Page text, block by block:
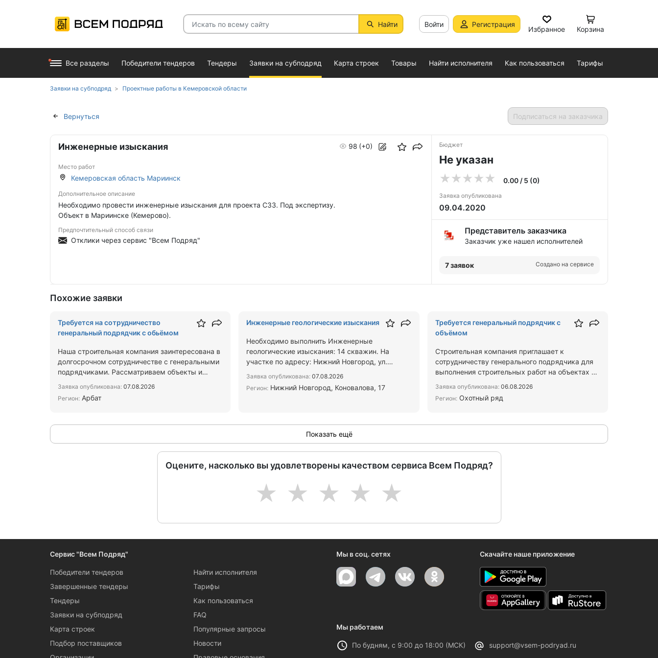
Найти Войти Регистрация
Избранное Корзина
Все разделы Победители тендеров Тендеры Заявки на субподряд Карта строек Товары Найти исполнителя Как пользоваться Тарифы
Заявки на субподряд Проектные работы в Кемеровской области
Вернуться Подписаться на заказчика
Инженерные изыскания 98 (+0)
Место работ
Кемеровская область Мариинск
Дополнительное описание
Необходимо провести инженерные изыскания для проекта СЗЗ. Под экспертизу.
Объект в Мариинске (Кемерово).
Предпочтительный способ связи
Отклики через сервис "Всем Подряд"
Бюджет
Не указан
0.00 / 5 (0)
Заявка опубликована
09.04.2020
Представитель заказчика
Заказчик уже нашел исполнителей
7 заявок Создано на сервисе
Похожие заявки
Требуется на сотрудничество
генеральный подрядчик с обьёмом
Наша строительная компания заинтересована в
долгосрочном сотрудничестве с генеральными
подрядчиками. Рассматриваем объекты и
Заявка опубликована: 07.08.2026
Регион: Арбат
Инженерные геологические изыскания
Необходимо выполнить Инженерные
геологические изыскания: 14 скважин. На
участке по адресу: Нижний Новгород, ул.
Заявка опубликована: 07.08.2026
Регион: Нижний Новгород, Коновалова, 17
Требуется генеральный подрядчик с
объёмом
Строительная компания приглашает к
сотрудничеству генерального подрядчика для
выполнения строительных работ на объектах в
Заявка опубликована:06.08.2026
Регион:Охотный ряд
Показать ещё
Оцените, насколько вы удовлетворены качеством сервиса Всем Подряд?
5
4
3
2
1
Сервис "Всем Подряд"
Победители тендеров
Завершенные тендеры
Тендеры
Заявки на субподряд
Карта строек
Подбор поставщиков
Найти исполнителя
Тарифы
Как пользоваться
FAQ
Популярные запросы
Новости
Мы в соц. сетях Скачайте наше приложение
Мы работаем
По будням, с 9:00 до 18:00 (МСК) support@vsem-podryad.ru